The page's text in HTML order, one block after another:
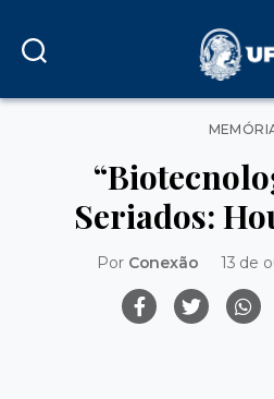
Seriados:
Por Conexão 13 de